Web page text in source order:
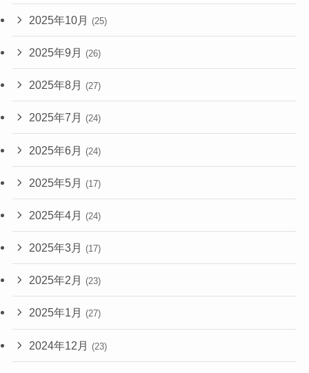
2025年10月 (25)
2025年9月 (26)
2025年8月 (27)
2025年7月 (24)
2025年6月 (24)
2025年5月 (17)
2025年4月 (24)
2025年3月 (17)
2025年2月 (23)
2025年1月 (27)
2024年12月 (23)